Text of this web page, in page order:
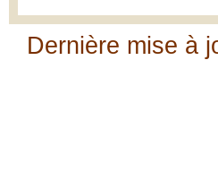
Dernière mise à